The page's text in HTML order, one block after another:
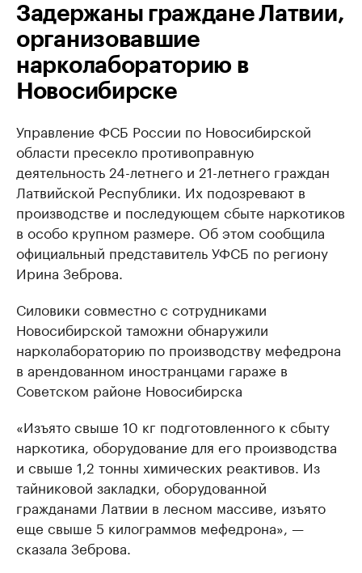
Задержаны граждане Латвии,
организовавшие
нарколабораторию в
Новосибирске
Управление ФСБ России по Новосибирской
области пресекло противоправную
деятельность 24-летнего и 21-летнего граждан
Латвийской Республики. Их подозревают в
производстве и последующем сбыте наркотиков
в особо крупном размере. Об этом сообщила
официальный представитель УФСБ по региону
Ирина Зеброва.
Силовики совместно с сотрудниками
Новосибирской таможни обнаружили
нарколабораторию по производству мефедрона
в арендованном иностранцами гараже в
Советском районе Новосибирска
«Изъято свыше 10 кг подготовленного к сбыту
наркотика, оборудование для его производства
и свыше 1,2 тонны химических реактивов. Из
тайниковой закладки, оборудованной
гражданами Латвии в лесном массиве, изъято
еще свыше 5 килограммов мефедрона», —
сказала Зеброва.